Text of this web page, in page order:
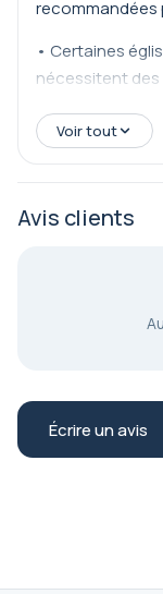
recommandées
• Certaines
nécessitent
• Les week-
Voir tout
Avis clients
Écrire un avis